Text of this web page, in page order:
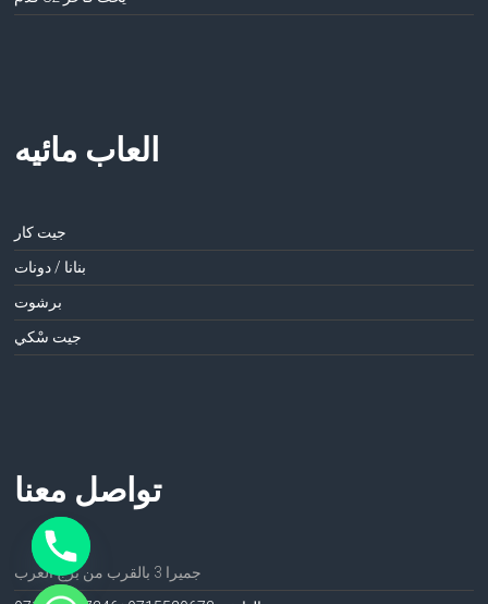
العاب مائيه
جيت كار
بنانا / دونات
برشوت
جيت سْكي
تواصل معنا
جميرا 3 بالقرب من برج العرب